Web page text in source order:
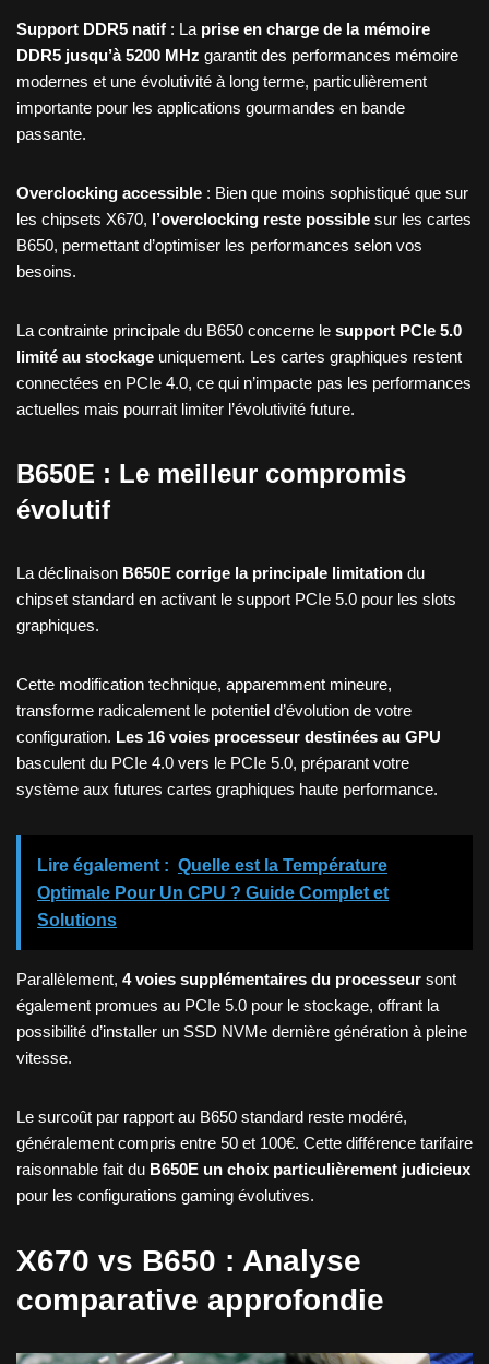
Support DDR5 natif : La prise en charge de la mémoire
DDR5 jusqu’à 5200 MHz garantit des performances mémoire
modernes et une évolutivité à long terme, particulièrement
importante pour les applications gourmandes en bande
passante.
Overclocking accessible : Bien que moins sophistiqué que sur
les chipsets X670, l’overclocking reste possible sur les cartes
B650, permettant d’optimiser les performances selon vos
besoins.
La contrainte principale du B650 concerne le support PCIe 5.0
limité au stockage uniquement. Les cartes graphiques restent
connectées en PCIe 4.0, ce qui n’impacte pas les performances
actuelles mais pourrait limiter l’évolutivité future.
B650E : Le meilleur compromis
évolutif
La déclinaison B650E corrige la principale limitation du
chipset standard en activant le support PCIe 5.0 pour les slots
graphiques.
Cette modification technique, apparemment mineure,
transforme radicalement le potentiel d’évolution de votre
configuration. Les 16 voies processeur destinées au GPU
basculent du PCIe 4.0 vers le PCIe 5.0, préparant votre
système aux futures cartes graphiques haute performance.
Lire également : Quelle est la Température
Optimale Pour Un CPU ? Guide Complet et
Solutions
Parallèlement, 4 voies supplémentaires du processeur sont
également promues au PCIe 5.0 pour le stockage, offrant la
possibilité d’installer un SSD NVMe dernière génération à pleine
vitesse.
Le surcoût par rapport au B650 standard reste modéré,
généralement compris entre 50 et 100€. Cette différence tarifaire
raisonnable fait du B650E un choix particulièrement judicieux
pour les configurations gaming évolutives.
X670 vs B650 : Analyse
comparative approfondie